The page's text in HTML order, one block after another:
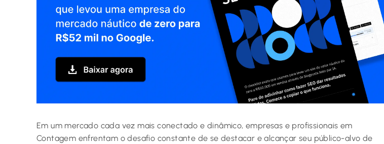
Em um mercado cada vez mais conectado e dinâmico, empresas e profissionais em
Contagem enfrentam o desafio constante de se destacar e alcançar seu público-alvo de